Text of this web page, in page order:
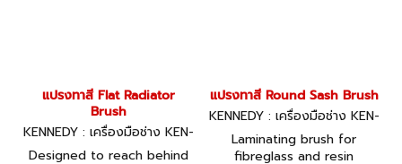
แปรงทาสี Flat Radiator
Brush
KENNEDY : เครื่องมือช่าง KEN-
533-6020K
Designed to reach behind
แปรงทาสี Round Sash Brush
KENNEDY : เครื่องมือช่าง KEN-
533-3179K
Laminating brush for
fibreglass and resin